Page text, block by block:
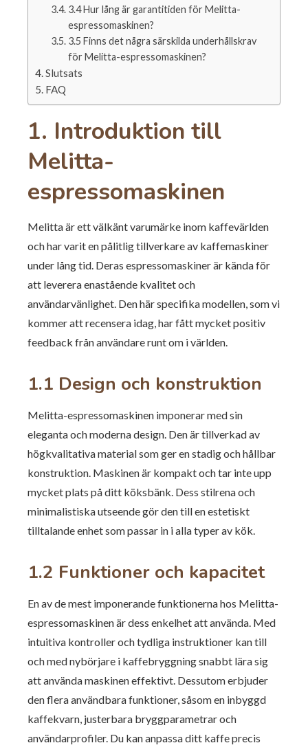
3.4 Hur lång är garantitiden för Melitta-
espressomaskinen?
3.5 Finns det några särskilda underhållskrav
för Melitta-espressomaskinen?
Slutsats
FAQ
1. Introduktion till
Melitta-
espressomaskinen
Melitta är ett välkänt varumärke inom kaffevärlden
och har varit en pålitlig tillverkare av kaffemaskiner
under lång tid. Deras espressomaskiner är kända för
att leverera enastående kvalitet och
användarvänlighet. Den här specifika modellen, som vi
kommer att recensera idag, har fått mycket positiv
feedback från användare runt om i världen.
1.1 Design och konstruktion
Melitta-espressomaskinen imponerar med sin
eleganta och moderna design. Den är tillverkad av
högkvalitativa material som ger en stadig och hållbar
konstruktion. Maskinen är kompakt och tar inte upp
mycket plats på ditt köksbänk. Dess stilrena och
minimalistiska utseende gör den till en estetiskt
tilltalande enhet som passar in i alla typer av kök.
1.2 Funktioner och kapacitet
En av de mest imponerande funktionerna hos Melitta-
espressomaskinen är dess enkelhet att använda. Med
intuitiva kontroller och tydliga instruktioner kan till
och med nybörjare i kaffebryggning snabbt lära sig
att använda maskinen effektivt. Dessutom erbjuder
den flera användbara funktioner, såsom en inbyggd
kaffekvarn, justerbara bryggparametrar och
användarprofiler. Du kan anpassa ditt kaffe precis